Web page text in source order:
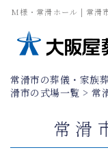
M様・常滑ホール | 常滑
常滑市の葬儀・家族
滑市の式場一覧 > 常
常滑